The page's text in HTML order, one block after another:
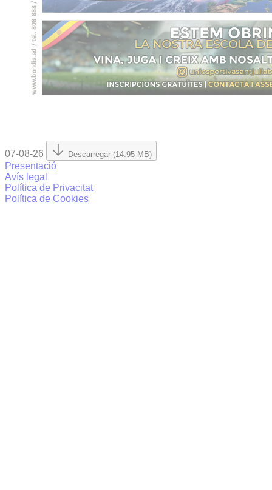
07-08-26 Descarregar (14.95 MB)
Presentació
Avís legal
Política de Privacitat
Política de Cookies